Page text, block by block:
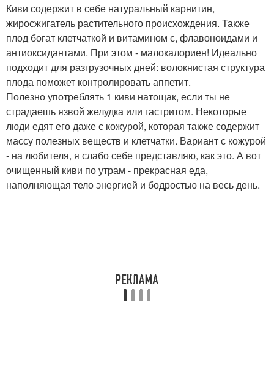
Киви содержит в себе натуральный карнитин,
жиросжигатель растительного происхождения. Также
плод богат клетчаткой и витамином с, флавоноидами и
антиоксидантами. При этом - малокалориен! Идеально
подходит для разгрузочных дней: волокнистая структура
плода поможет контролировать аппетит.
Полезно употреблять 1 киви натощак, если ты не
страдаешь язвой желудка или гастритом. Некоторые
люди едят его даже с кожурой, которая также содержит
массу полезных веществ и клетчатки. Вариант с кожурой
- на любителя, я слабо себе представляю, как это. А вот
очищенный киви по утрам - прекрасная еда,
наполняющая тело энергией и бодростью на весь день.